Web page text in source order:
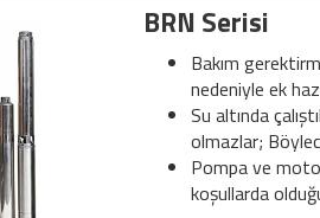
BRN Serisi
Bakım
nedeniyle ek
Su altında
olmazlar;
Pompa ve
koşullarda